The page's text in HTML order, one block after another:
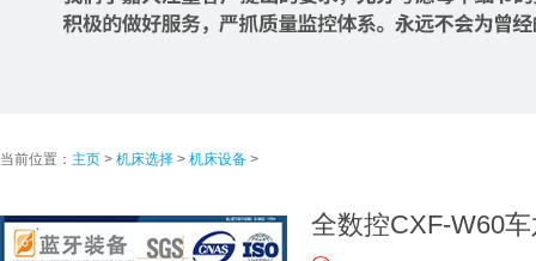
当前位置： 主页 > 机床选择 > 机床设备 >
全数控CXF-W60